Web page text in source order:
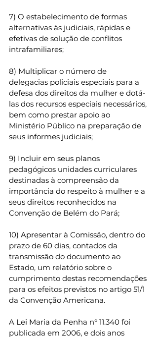
7) O estabelecimento de formas
alternativas às judiciais, rápidas e
efetivas de solução de conflitos
intrafamiliares;
8) Multiplicar o número de
delegacias policiais especiais para a
defesa dos direitos da mulher e dotá-
las dos recursos especiais necessários,
bem como prestar apoio ao
Ministério Público na preparação de
seus informes judiciais;
9) Incluir em seus planos
pedagógicos unidades curriculares
destinadas à compreensão da
importância do respeito à mulher e a
seus direitos reconhecidos na
Convenção de Belém do Pará;
10) Apresentar à Comissão, dentro do
prazo de 60 dias, contados da
transmissão do documento ao
Estado, um relatório sobre o
cumprimento destas recomendações
para os efeitos previstos no artigo 51/1
da Convenção Americana.
A Lei Maria da Penha n° 11.340 foi
publicada em 2006, e dois anos